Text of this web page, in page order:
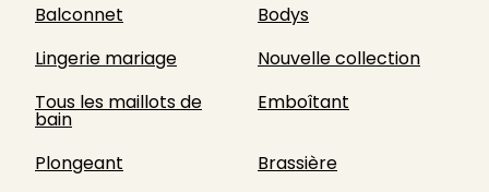
Balconnet
Bodys
Lingerie mariage
Nouvelle collection
Tous les maillots de
bain
Emboîtant
Plongeant
Brassière